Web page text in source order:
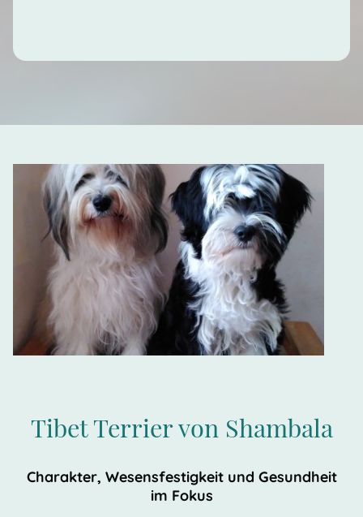
Tibet Terrier von Shambala
Charakter, Wesensfestigkeit und Gesundheit
im Fokus